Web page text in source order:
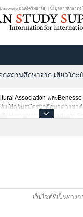
University(บัณฑิตวิทยาลัย) | ข้อมูลการศึกษาต่อ
กสถานศึกษาจาก เฮียวโก
Association และ
ปิดรับสมัครนักศึกษาต่างชาติ
HumanitiesหรือGraduate
ลือกเป็นต้น,แนะนำสถานที่,ก
เว็บไซต์ที่เป็นทางก